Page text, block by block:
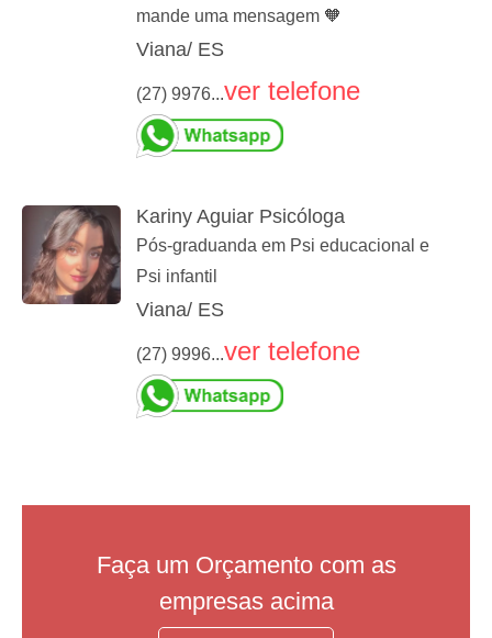
mande uma mensagem 🧡
Viana/ ES
(27) 9976...ver telefone
Kariny Aguiar Psicóloga
Pós-graduanda em Psi educacional e
Psi infantil
Viana/ ES
(27) 9996...ver telefone
Faça um Orçamento com as
empresas acima